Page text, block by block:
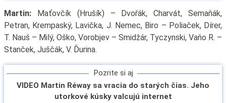
Martin:Maťovčík (Hrušík) – Dvořák, Charvát, Semaňák,
Petran, Krempaský, Lavička, J. Nemec, Biro – Poliaček, Dírer,
T. Nauš – Milý, Oško, Vorobjev – Smidžár, Tyczynski, Vaňo R. –
Stanček, Juščák, V. Ďurina.
Pozrite si aj
VIDEO Martin Réway sa vracia do starých čias. Jeho
utorkové kúsky valcujú internet